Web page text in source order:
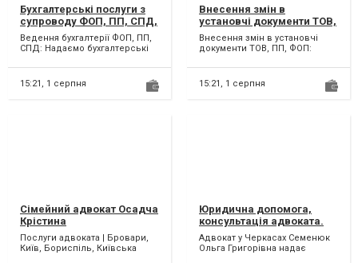
Бухгалтерські послуги з
супроводу ФОП, ПП, СПД,
підприємців. Онлайн.
Ведення бухгалтерії ФОП, ПП,
СПД: Надаємо бухгалтерські
здавання звітів для при...
15:21, 1 серпня
Внесення змін в
установчі документи ТОВ,
ПП, ФОП (недорого)
Внесення змін в установчі
документи ТОВ, ПП, ФОП:
до установчих документі...
15:21, 1 серпня
Сімейний адвокат Осадча
Крістина
Послуги адвоката | Бровари,
Київ, Бориспіль, Київська
Юридична допомога,
консультація адвоката.
Адвокат у Черкасах Семенюк
Ольга Григорівна надає